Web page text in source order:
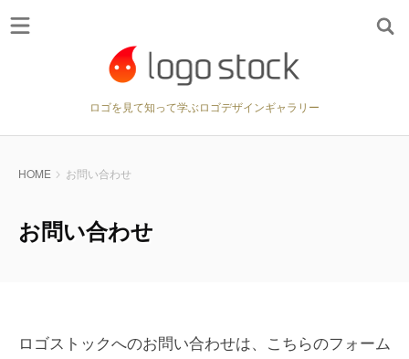
ロゴを見て知って学ぶロゴデザインギャラリー
HOME お問い合わせ
お問い合わせ
ロゴストックへのお問い合わせは、こちらのフォーム